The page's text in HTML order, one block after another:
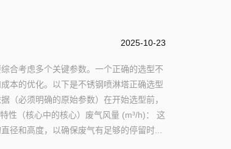
2025-10-23
合考虑多个关键参数。一个正确的选型不
本的优化。以下是不锈钢喷淋塔正确选型
（必须明确的原始参数）在开始选型前，
性（核心中的核心）废气风量 (m³/h)： 这
径和高度，以确保废气有足够的停留时...